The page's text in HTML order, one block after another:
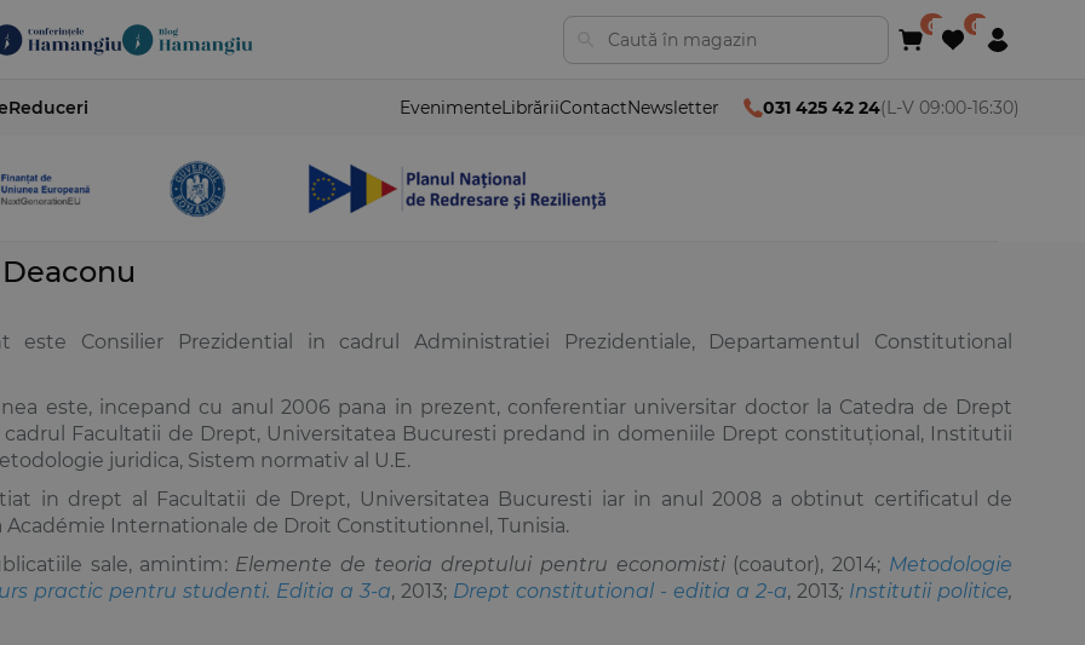
Reduceri EvenimenteLibrăriiContactNewsletter 031 425 42 24(L-V 09:00-16:30)
este Consilier Prezidential in cadrul Administratiei Prezidentiale, Departamentul Constitutional
este, incepand cu anul 2006 pana in prezent, conferentiar universitar doctor la Catedra de Drept
Facultatii de Drept, Universitatea Bucuresti predand in domeniile Drept constituţional, Institutii
juridica, Sistem normativ al U.E.
in drept al Facultatii de Drept, Universitatea Bucuresti iar in anul 2008 a obtinut certificatul de
Académie Internationale de Droit Constitutionnel, Tunisia.
sale, amintim: Elemente de teoria dreptului pentru economisti(coautor), 2014; Metodologie
practic pentru studenti. Editia a 3-a, 2013; Drept constitutional - editia a 2-a, 2013; Institutii politice,